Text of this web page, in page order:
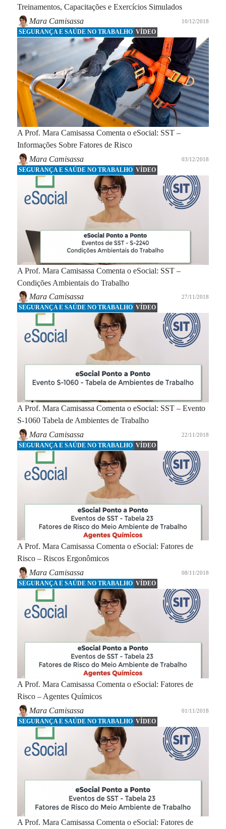
Treinamentos, Capacitações e Exercícios Simulados
Mara Camisassa
10/12/2018
SEGURANÇA E SAÚDE NO TRABALHO VÍDEO
A Prof. Mara Camisassa Comenta o eSocial: SST –
Informações Sobre Fatores de Risco
Mara Camisassa
03/12/2018
SEGURANÇA E SAÚDE NO TRABALHO VÍDEO
A Prof. Mara Camisassa Comenta o eSocial: SST –
Condições Ambientais do Trabalho
Mara Camisassa
27/11/2018
SEGURANÇA E SAÚDE NO TRABALHO VÍDEO
A Prof. Mara Camisassa Comenta o eSocial: SST – Evento
S-1060 Tabela de Ambientes de Trabalho
Mara Camisassa
22/11/2018
SEGURANÇA E SAÚDE NO TRABALHO VÍDEO
A Prof. Mara Camisassa Comenta o eSocial: Fatores de
Risco – Riscos Ergonômicos
Mara Camisassa
08/11/2018
SEGURANÇA E SAÚDE NO TRABALHO VÍDEO
A Prof. Mara Camisassa Comenta o eSocial: Fatores de
Risco – Agentes Químicos
Mara Camisassa
01/11/2018
SEGURANÇA E SAÚDE NO TRABALHO VÍDEO
A Prof. Mara Camisassa Comenta o eSocial: Fatores de